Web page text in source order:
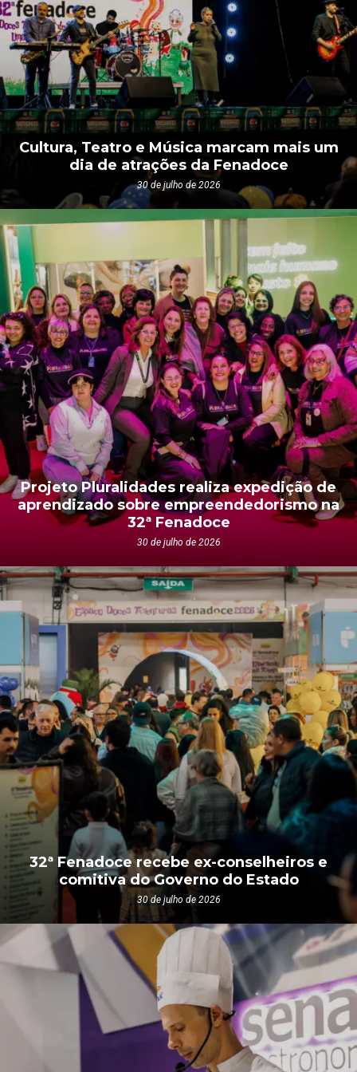
Cultura, Teatro e Música marcam mais um
dia de atrações da Fenadoce
30 de julho de 2026
Projeto Pluralidades realiza expedição de
aprendizado sobre empreendedorismo na
32ª Fenadoce
30 de julho de 2026
32ª Fenadoce recebe ex-conselheiros e
comitiva do Governo do Estado
30 de julho de 2026